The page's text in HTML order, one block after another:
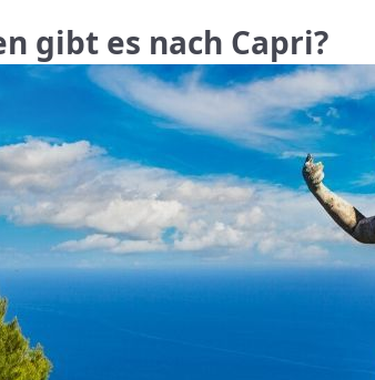
gibt es nach Capri?